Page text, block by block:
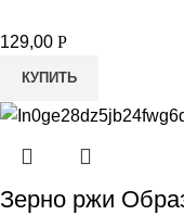
129,00 Р
КУПИТЬ
Зерно ржи